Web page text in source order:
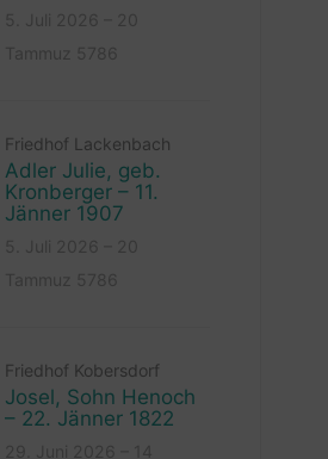
Friedhof Lackenbach
Adler Julie, geb.
Kronberger – 11.
Jänner 1907
Friedhof Kobersdorf
Josel, Sohn Henoch
– 22. Jänner 1822